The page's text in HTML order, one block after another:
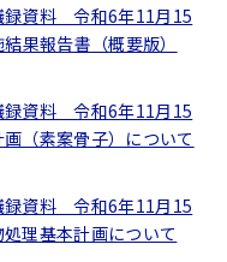
録資料 令和6年11月15
果報告書（概要版）
録資料 令和6年11月15
（素案骨子）について
録資料 令和6年11月15
理基本計画について